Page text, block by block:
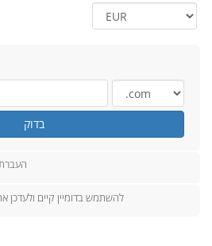
בדוק
להשתמש בדומיין קיים